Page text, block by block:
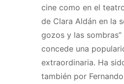
cine como en el
de Clara Aldán en la
gozos y las
concede una
extraordinaria. Ha
también por